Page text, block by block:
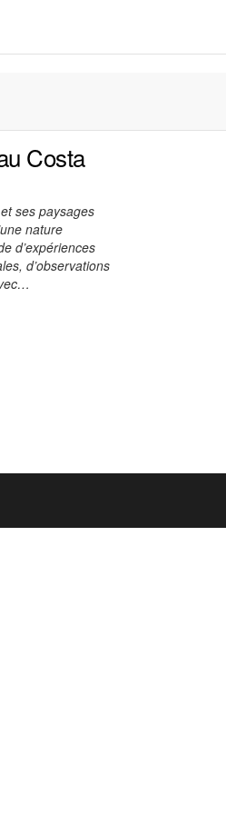
Costa
ses paysages
nature
d’expériences
d’observations